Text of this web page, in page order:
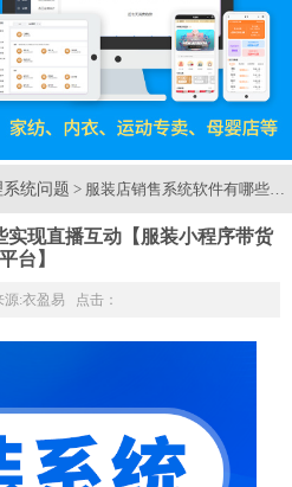
统问题 > 服装店销售系统软件有哪些
实现直播互动【服装小程序带货
平台】
源:衣盈易 点击：